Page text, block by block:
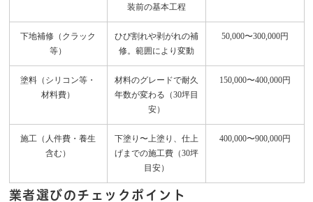
装前の基本工程
下地補修（クラック
等）
ひび割れや剥がれの補
修。範囲により変動
50,000〜300,000円
塗料（シリコン等・
材料費）
材料のグレードで耐久
年数が変わる（30坪目
安）
150,000〜400,000円
施工（人件費・養生
含む）
下塗り〜上塗り、仕上
げまでの施工費（30坪
目安）
400,000〜900,000円
業者選びのチェックポイント